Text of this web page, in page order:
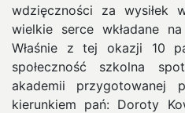
wdzięczności za wysiłek
wielkie serce wkładane
Właśnie z tej okazji 10
społeczność szkolna
akademii przygotowanej
kierunkiem pań: Doroty